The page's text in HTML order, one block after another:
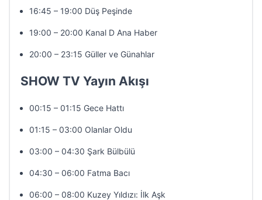
16:45 – 19:00 Düş Peşinde
19:00 – 20:00 Kanal D Ana Haber
20:00 – 23:15 Güller ve Günahlar
SHOW TV Yayın Akışı
00:15 – 01:15 Gece Hattı
01:15 – 03:00 Olanlar Oldu
03:00 – 04:30 Şark Bülbülü
04:30 – 06:00 Fatma Bacı
06:00 – 08:00 Kuzey Yıldızı: İlk Aşk